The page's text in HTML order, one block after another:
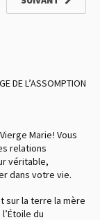
DE L’ASSOMPTION
Marie ! Vous
relations
véritable,
dans votre vie.
sur la terre la mère
du